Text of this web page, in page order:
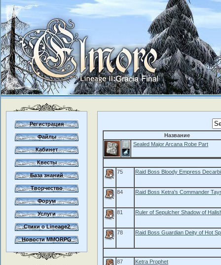
Регистрация
Файлы
Кабинет
Квесты
База знаний
Творчество
Форум
Услуги
Стихи о Lineage2
Новости MMORPG
Название
Sealed Major Arcana Robe Part
75 Raid Boss Bloody Empress
84 Raid Boss Ketra's Commander Tayr
81 Ruler of Sepulcher Shadow of
78 Raid Boss Guardian Deity of Hot
87 Ketra Prophet